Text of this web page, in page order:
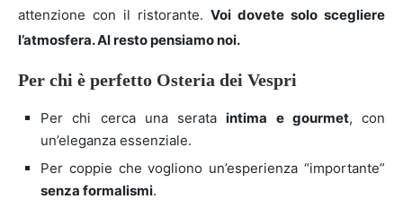
attenzione con il ristorante. Voi dovete solo scegliere
l’atmosfera. Al resto pensiamo noi.
Per chi è perfetto Osteria dei Vespri
Per chi cerca una serataintima e gourmet, con
un’eleganza essenziale.
Per coppie che vogliono un’esperienza “importante”
senza formalismi.